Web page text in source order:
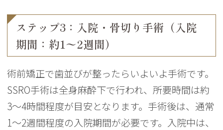
ステップ3：入院・骨切り手術（入院
期間：約1〜2週間）
術前矯正で歯並びが整ったらいよいよ手術です。
SSRO手術は全身麻酔下で行われ、所要時間は約
3〜4時間程度が目安となります。手術後は、通常
1〜2週間程度の入院期間が必要です。入院中は、